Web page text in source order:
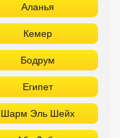
Аланья
Кемер
Бодрум
Египет
Шарм Эль Шейх